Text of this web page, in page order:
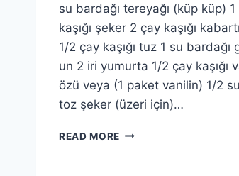
su bardağı tereyağı (küp küp)
kaşığı şeker 2 çay kaşığı
1/2 çay kaşığı tuz 1 su bardağı
un 2 iri yumurta 1/2 çay kaşığı
özü veya (1 paket vanilin) 1/2
toz şeker (üzeri için)…
READ MORE CHURROS